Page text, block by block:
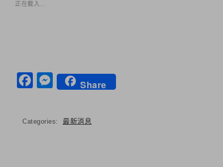
正在載入...
Facebook
Messenger
Share
Categories: 最新消息